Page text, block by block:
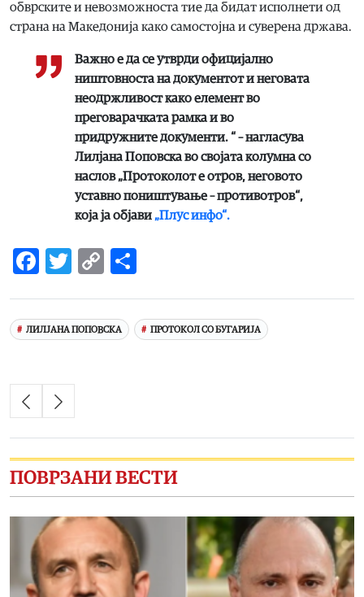
обврските и невозможноста тие да бидат исполнети од
страна на Македонија како самостојна и суверена држава.
Важно е да се утврди официјално
ништовноста на документот и неговата
неодржливост како елемент во
преговарачката рамка и во
придружните документи. “ – нагласува
Лилјана Поповска во својата колумна со
наслов „Протоколот е отров, неговото
уставно поништување – противотров“,
која ја објави „Плус инфо“.
Facebook
Twitter
Copy
ЛИЛЈАНА ПОПОВСКА ПРОТОКОЛ СО БУГАРИЈА
ПОВРЗАНИ ВЕСТИ